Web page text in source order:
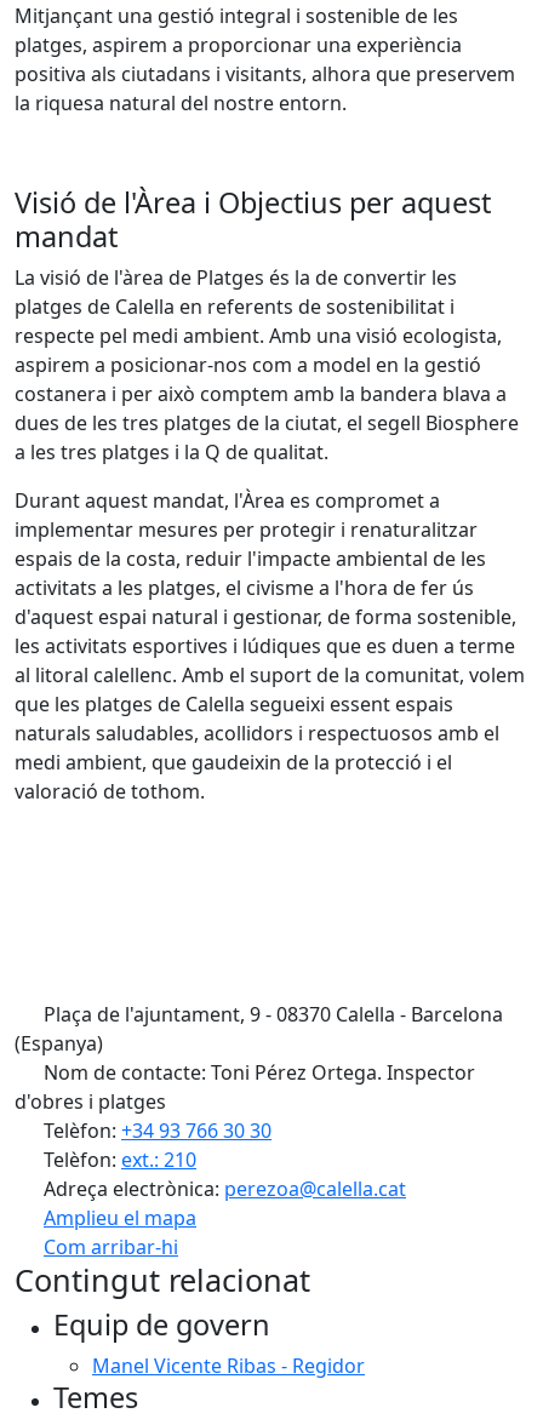
Mitjançant una gestió integral i sostenible de les
platges, aspirem a proporcionar una experiència
positiva als ciutadans i visitants, alhora que preservem
la riquesa natural del nostre entorn.
Visió de l'Àrea i Objectius per aquest
mandat
La visió de l'àrea de Platges és la de convertir les
platges de Calella en referents de sostenibilitat i
respecte pel medi ambient. Amb una visió ecologista,
aspirem a posicionar-nos com a model en la gestió
costanera i per això comptem amb la bandera blava a
dues de les tres platges de la ciutat, el segell Biosphere
a les tres platges i la Q de qualitat.
Durant aquest mandat, l'Àrea es compromet a
implementar mesures per protegir i renaturalitzar
espais de la costa, reduir l'impacte ambiental de les
activitats a les platges, el civisme a l'hora de fer ús
d'aquest espai natural i gestionar, de forma sostenible,
les activitats esportives i lúdiques que es duen a terme
al litoral calellenc. Amb el suport de la comunitat, volem
que les platges de Calella segueixi essent espais
naturals saludables, acollidors i respectuosos amb el
medi ambient, que gaudeixin de la protecció i el
valoració de tothom.
Plaça de l'ajuntament, 9 - 08370 Calella - Barcelona
(Espanya)
Nom de contacte: Toni Pérez Ortega. Inspector
d'obres i platges
Telèfon: +34 93 766 30 30
Telèfon: ext.: 210
Adreça electrònica: perezoa@calella.cat
Amplieu el mapa
Com arribar-hi
+
Contingut relacionat
Equip de govern
Manel Vicente Ribas - Regidor
Temes